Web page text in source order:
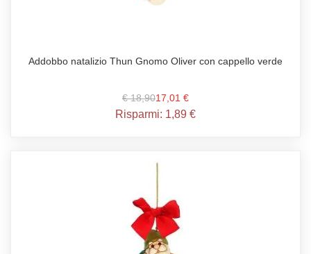
Addobbo natalizio Thun Gnomo Oliver con cappello verde
€ 18,9017,01 €
Risparmi: 1,89 €